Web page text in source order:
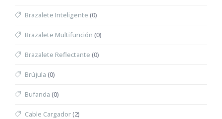
Brazalete Inteligente (0)
Brazalete Multifunción (0)
Brazalete Reflectante (0)
Brújula (0)
Bufanda (0)
Cable Cargador(2)